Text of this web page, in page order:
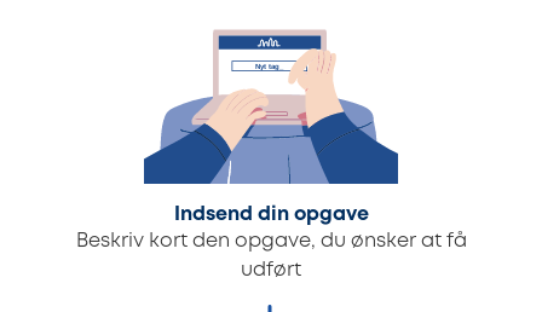
Indsend din opgave
Beskriv kort den opgave, du ønsker at få
udført